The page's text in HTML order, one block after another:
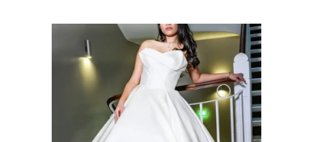
variations.
options
peuvent
être
choisies